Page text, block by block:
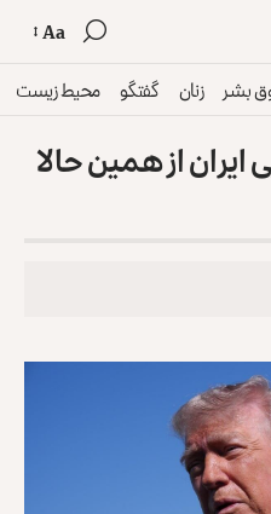
Aa
بشر زنان گفتگو محیط زیست
از همین حالا